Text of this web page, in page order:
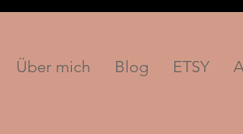
Über mich Blog ETSY